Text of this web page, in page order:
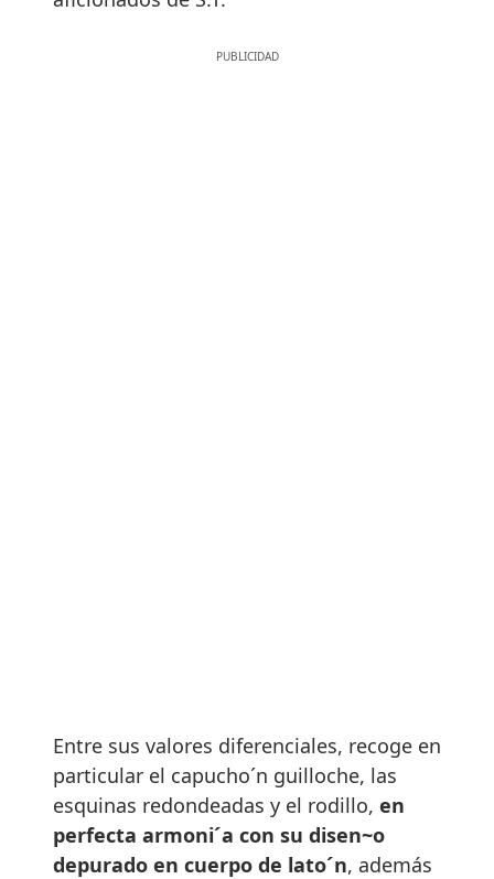
Entre sus valores diferenciales, recoge en
particular el capucho´n guilloche, las
esquinas redondeadas y el rodillo, en
perfecta armoni´a con su disen~o
depurado en cuerpo de lato´n, además